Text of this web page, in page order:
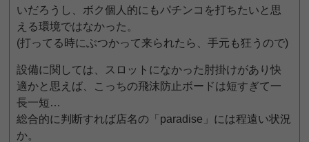
いだろうし、ボク個人的にもパチンコを打ちたいと思
える環境ではなかった。
(打ってる時にぶつかって来られたら、手元も狂うので)
設備に関しては、スロットになかった肘掛けがあり快
適かと思えば、こっちの飛沫防止ボードは短すぎて一
長一短…
総合的に判断すれば店名の「paradise」には程遠い状況
か。